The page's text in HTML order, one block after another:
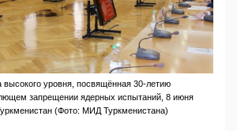
высокого уровня, посвящённая 30-летию
запрещении ядерных испытаний, 8 июня
(Фото: МИД Туркменистана)